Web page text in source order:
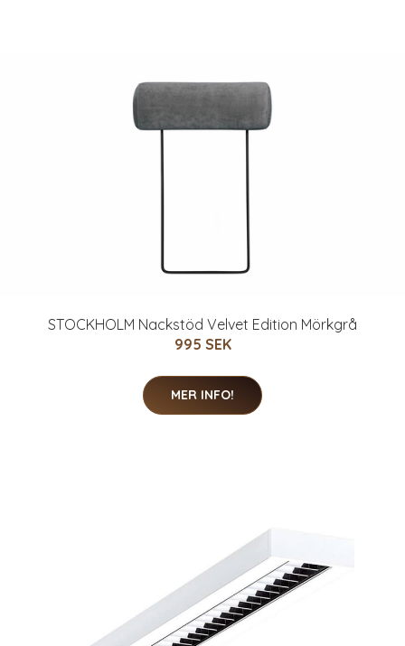
STOCKHOLM Nackstöd Velvet Edition Mörkgrå
995 SEK
MER INFO!